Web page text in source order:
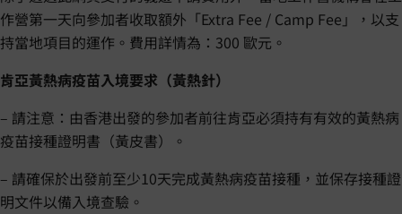
作營第一天向參加者收取額外「Extra Fee / Camp Fee」，以支
持當地項目的運作。費用詳情為：300 歐元。
肯亞黃熱病疫苗入境要求（黃熱針）
– 請注意：由香港出發的參加者前往肯亞必須持有有效的黃熱病
疫苗接種證明書（黃皮書）。
– 請確保於出發前至少10天完成黃熱病疫苗接種，並保存接種證
明文件以備入境查驗。